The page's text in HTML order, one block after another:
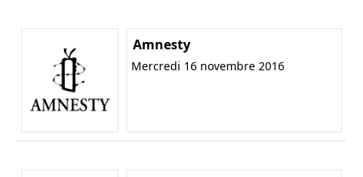
Amnesty
Mercredi 16 novembre 2016